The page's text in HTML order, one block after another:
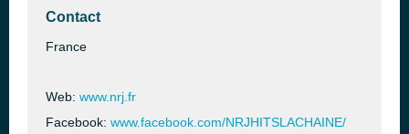
Contact
France
Web: www.nrj.fr
Facebook: www.facebook.com/NRJHITSLACHAINE/